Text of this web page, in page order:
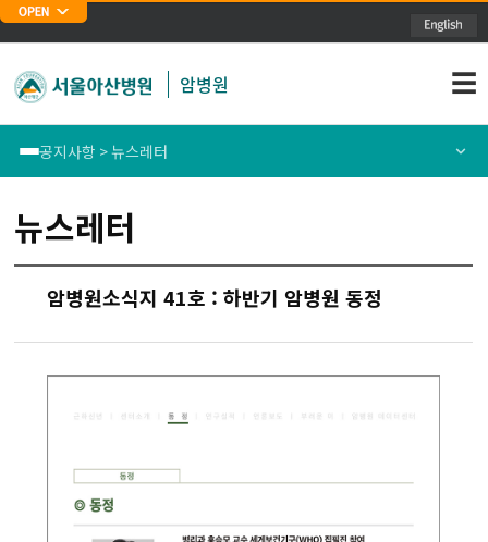
주메뉴 바로가기
본문 바로가기
암병원 ☰
공지사항 > 뉴스레터
암병원장 인사말
공지사항
진료 및 치료
뉴스레터
뉴스레터
암병원소식지 41호 : 하반기 암병원 동정